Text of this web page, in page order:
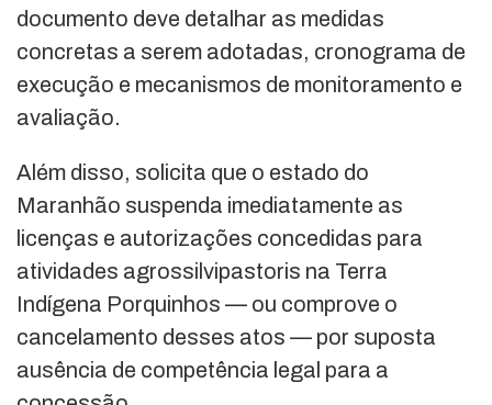
documento deve detalhar as medidas
concretas a serem adotadas, cronograma de
execução e mecanismos de monitoramento e
avaliação.
Além disso, solicita que o estado do
Maranhão suspenda imediatamente as
licenças e autorizações concedidas para
atividades agrossilvipastoris na Terra
Indígena Porquinhos — ou comprove o
cancelamento desses atos — por suposta
ausência de competência legal para a